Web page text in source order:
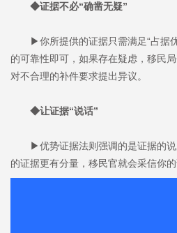
◆证据不必“确凿无疑”
▶你所提供的证据只需满足“占据优
的可靠性即可，如果存在疑虑，移民
对不合理的补件要求提出异议。
◆让证据“说话”
▶优势证据法则强调的是证据的说
的证据更有分量，移民官就会采信你的